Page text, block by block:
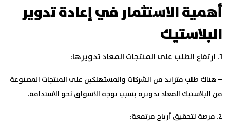
أهمية الاستثمار في إعادة تدوير
البلاستيك
1. ارتفاع الطلب على المنتجات المعاد تدويرها:
– هناك طلب متزايد من الشركات والمستهلكين على المنتجات المصنوعة
من البلاستيك المعاد تدويره بسبب توجه الأسواق نحو الاستدامة.
2. فرصة لتحقيق أرباح مرتفعة: